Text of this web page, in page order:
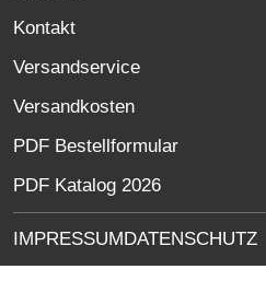
Kontakt
Versandservice
Versandkosten
PDF Bestellformular
PDF Katalog 2026
KUNDENSERVICE
IMPRESSUMDATENSCHUTZ